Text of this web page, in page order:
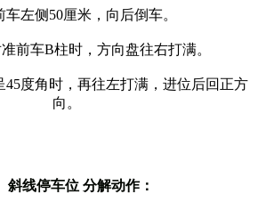
车左侧 50厘米，向后倒车。
准前车B柱时，方向盘往右打满。
45度角时，再往左打满，进位后回正方
向。
斜线停车位 分解动作：